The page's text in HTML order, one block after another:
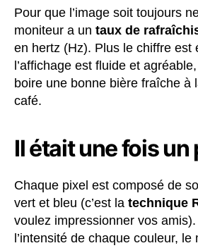
Pour que l’image soit toujours
moniteur a un taux de
en hertz (Hz). Plus le chiffre est
l’affichage est fluide et
boire une bonne bière fraîche à
café.
Il était une fois un
Chaque pixel est composé de
vert et bleu (c’est la technique
voulez impressionner vos
l’intensité de chaque couleur,